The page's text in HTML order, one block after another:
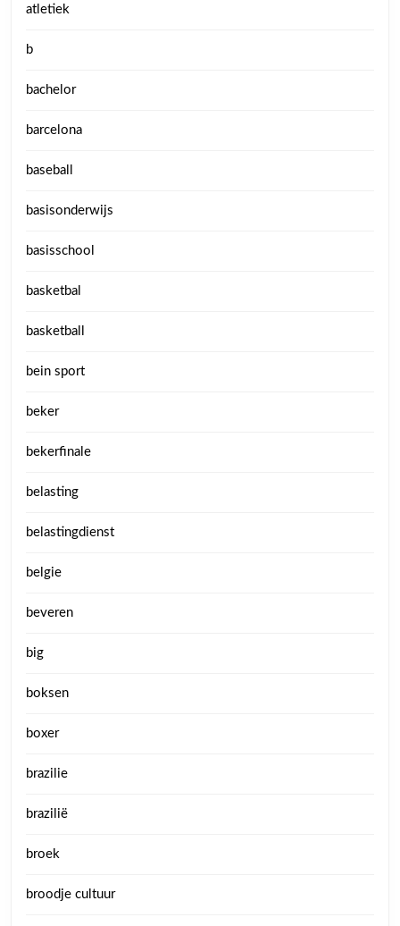
atletiek
b
bachelor
barcelona
baseball
basisonderwijs
basisschool
basketbal
basketball
bein sport
beker
bekerfinale
belasting
belastingdienst
belgie
beveren
big
boksen
boxer
brazilie
brazilië
broek
broodje cultuur